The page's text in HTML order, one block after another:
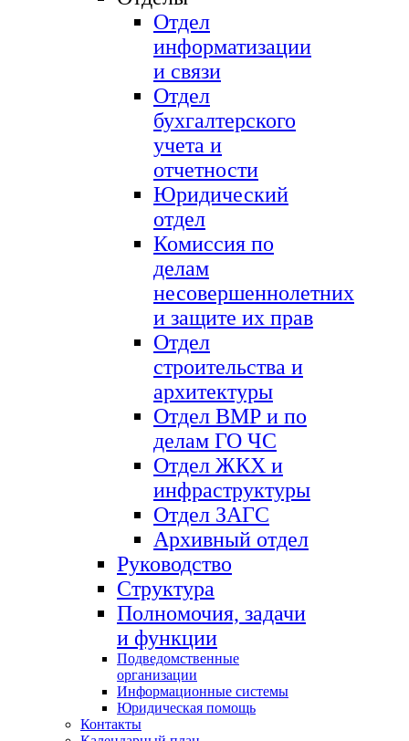
Отдел
информатизации
и связи
Отдел
бухгалтерского
учета и
отчетности
Юридический
отдел
Комиссия по
делам
несовершеннолетних
и защите их прав
Отдел
строительства и
архитектуры
Отдел ВМР и по
делам ГО ЧС
Отдел ЖКХ и
инфраструктуры
Отдел ЗАГС
Архивный отдел
Руководство
Структура
Полномочия, задачи
и функции
Подведомственные
организации
Информационные системы
Юридическая помощь
Контакты